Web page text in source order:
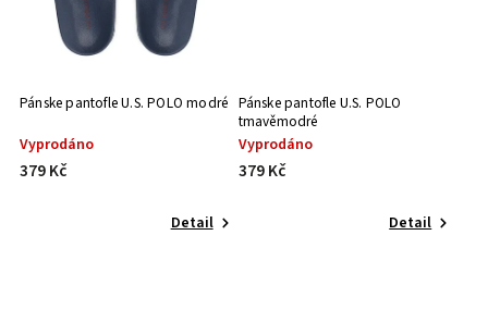
Pánske pantofle U.S. POLO modré
Vyprodáno
379 Kč
Detail
Pánske pantofle U.S. POLO
tmavěmodré
Vyprodáno
379 Kč
Detail